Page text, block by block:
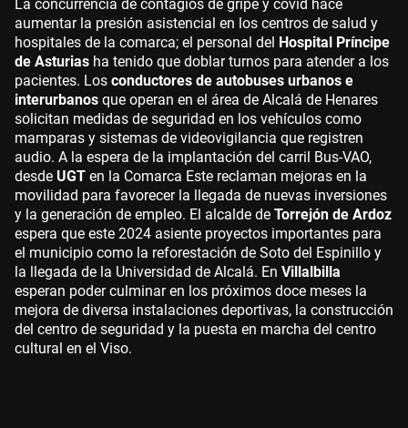
La concurrencia de contagios de gripe y covid hace
aumentar la presión asistencial en los centros de salud y
hospitales de la comarca; el personal del Hospital Príncipe
de Asturias ha tenido que doblar turnos para atender a los
pacientes. Los conductores de autobuses urbanos e
interurbanos que operan en el área de Alcalá de Henares
solicitan medidas de seguridad en los vehículos como
mamparas y sistemas de videovigilancia que registren
audio. A la espera de la implantación del carril Bus-VAO,
desde UGT en la Comarca Este reclaman mejoras en la
movilidad para favorecer la llegada de nuevas inversiones
y la generación de empleo. El alcalde de Torrejón de Ardoz
espera que este 2024 asiente proyectos importantes para
el municipio como la reforestación de Soto del Espinillo y
la llegada de la Universidad de Alcalá. En Villalbilla
esperan poder culminar en los próximos doce meses la
mejora de diversa instalaciones deportivas, la construcción
del centro de seguridad y la puesta en marcha del centro
cultural en el Viso.